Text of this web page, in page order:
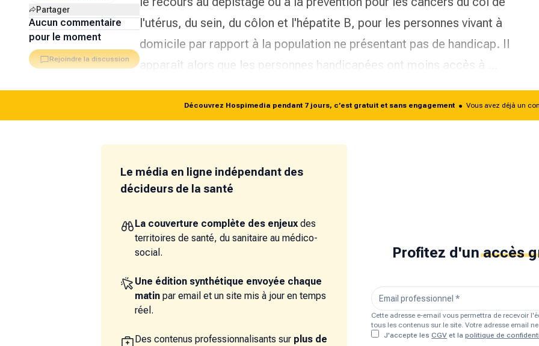
l'utérus, du sein, du côlon et l'hépatite B, pour les personnes vivant à
domicile par rapport à la population ne présentant pas de handicap. Il
apparaît alors que les personnes handicapées ont moins accès à …
Partager
Aucun commentaire
pour le moment
Rejoindre la discussion
Découvrez Hospimedia pendant 7 jours, c’est gratuit et sans engagement • Vous avez déjà un
Profitez d'un accès
Cette adresse e-email vous permettra de recevoir
tous les contenus sur le site. Votre adresse email
J'accepte les CGV et la politique de
Le média en ligne indépendant des
décideurs de la santé
La couverture complète des enjeuxdes
territoires de santé, du sanitaire au médico-
social.
Une édition synthétique envoyée chaque
matin par email et un site mis à jour en temps
réel.
Des contenus professionnalisants sur plus de